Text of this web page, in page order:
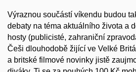
Výraznou součástí víkendu budou
debaty na téma aktuálního života a
hosty (publicisté, zahraniční
Češi dlouhodobě žijící ve Velké
a britské filmové novinky jistě